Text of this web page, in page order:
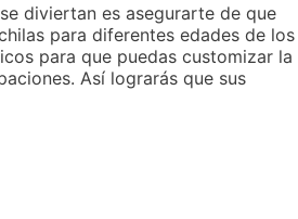
diviertan es asegurarte de que
para diferentes edades de los
para que puedas customizar la
Así lograrás que sus